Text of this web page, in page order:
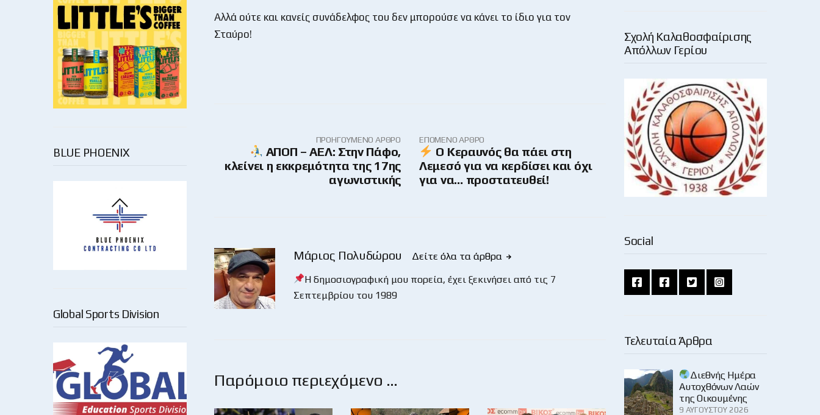
BLUE PHOENIX
Global Sports Division
Αλλά ούτε και κανείς συνάδελφος του δεν μπορούσε να κάνει το ίδιο για τον
Σταύρο!
ΠΡΟΗΓΟΎΜΕΝΟ ΆΡΘΡΟ
ΑΠΟΠ – ΑΕΛ: Στην Πάφο,
κλείνει η εκκρεμότητα της 17ης
αγωνιστικής
ΕΠΌΜΕΝΟ ΆΡΘΡΟ
Ο Κεραυνός θα πάει στη
Λεμεσό για να κερδίσει και όχι
για να… προστατευθεί!
Μάριος Πολυδώρου
Δείτε όλα τα άρθρα
Η δημοσιογραφική μου πορεία, έχει ξεκινήσει από τις 7
Σεπτεμβρίου του 1989
Παρόμοιο περιεχόμενο …
Σχολή Καλαθοσφαίρισης
Απόλλων Γερίου
Social
Τελευταία Άρθρα
Διεθνής Ημέρα
Αυτοχθόνων Λαών
της Οικουμένης
9 ΑΥΓΟΎΣΤΟΥ 2026